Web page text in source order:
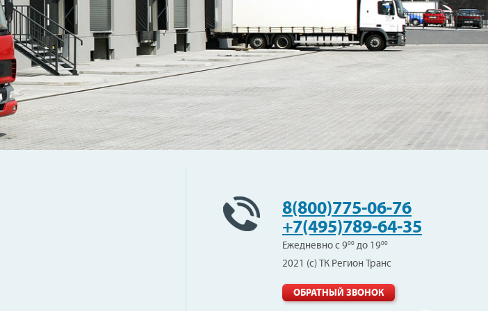
8(800)775-06-76
+7(495)789-64-35
Ежедневно с 900 до 1900
2021 (с) ТК Регион Транс
ОБРАТНЫЙ ЗВОНОК